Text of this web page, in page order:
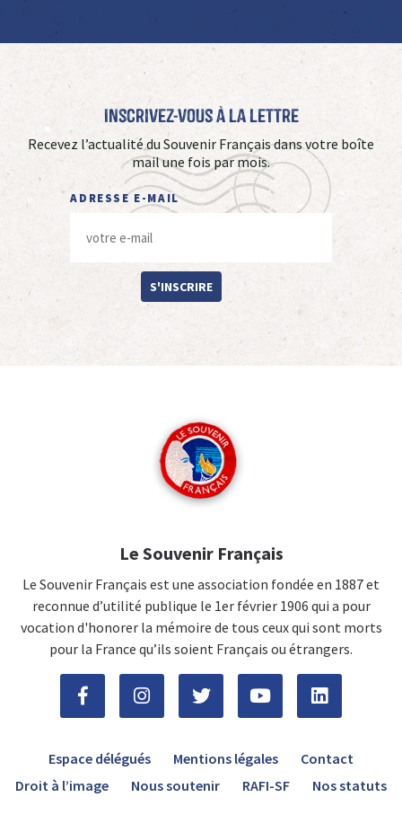
Inscrivez-vous à La Lettre
Recevez l’actualité du Souvenir Français dans votre boîte
mail une fois par mois.
ADRESSE E-MAIL
S'INSCRIRE
Le Souvenir Français
Le Souvenir Français est une association fondée en 1887 et
reconnue d’utilité publique le 1er février 1906 qui a pour
vocation d'honorer la mémoire de tous ceux qui sont morts
pour la France qu’ils soient Français ou étrangers.
Espace délégués Mentions légales
Contact
Droit à l’image
Nous soutenir RAFI-SF Nos statuts